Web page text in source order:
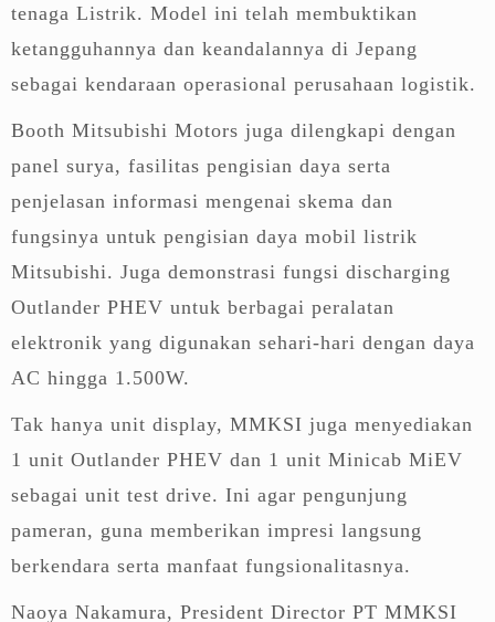
tenaga Listrik. Model ini telah membuktikan
ketangguhannya dan keandalannya di Jepang
sebagai kendaraan operasional perusahaan logistik.
Booth Mitsubishi Motors juga dilengkapi dengan
panel surya, fasilitas pengisian daya serta
penjelasan informasi mengenai skema dan
fungsinya untuk pengisian daya mobil listrik
Mitsubishi. Juga demonstrasi fungsi discharging
Outlander PHEV untuk berbagai peralatan
elektronik yang digunakan sehari-hari dengan daya
AC hingga 1.500W.
Tak hanya unit display, MMKSI juga menyediakan
1 unit Outlander PHEV dan 1 unit Minicab MiEV
sebagai unit test drive. Ini agar pengunjung
pameran, guna memberikan impresi langsung
berkendara serta manfaat fungsionalitasnya.
Naoya Nakamura, President Director PT MMKSI